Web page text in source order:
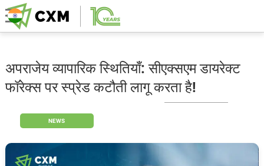
अपराजेय व्यापारिक स्थितियाँ: सीएक्सएम डायरेक्ट
फॉरेक्स पर स्प्रेड कटौती लागू करता है!
NEWS